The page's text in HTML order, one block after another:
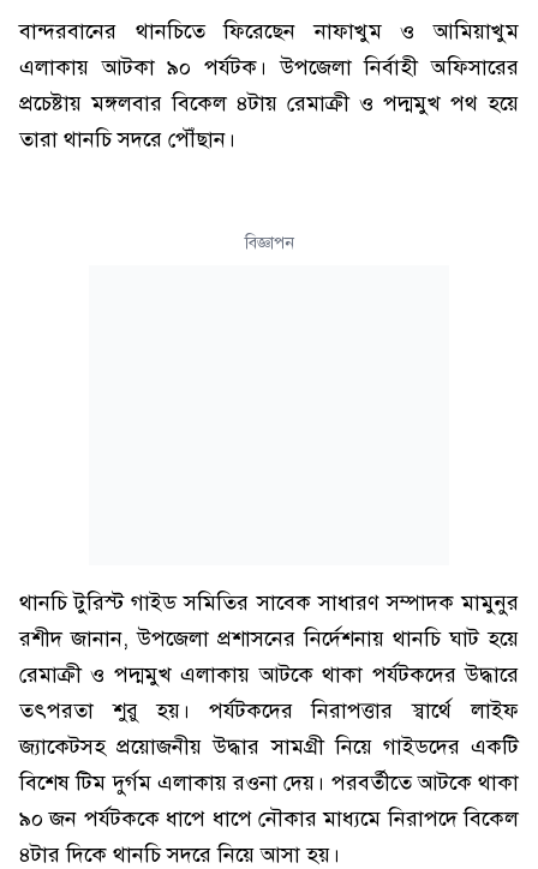
বান্দরবানের থানচিতে ফিরেছেন নাফাখুম ও আমিয়াখুম
এলাকায় আটকা ৯০ পর্যটক। উপজেলা নির্বাহী অফিসারের
প্রচেষ্টায় মঙ্গলবার বিকেল ৪টায় রেমাক্রী ও পদ্মমুখ পথ হয়ে
তারা থানচি সদরে পৌঁছান।
বিজ্ঞাপন
থানচি টুরিস্ট গাইড সমিতির সাবেক সাধারণ সম্পাদক মামুনুর
রশীদ জানান, উপজেলা প্রশাসনের নির্দেশনায় থানচি ঘাট হয়ে
রেমাক্রী ও পদ্মমুখ এলাকায় আটকে থাকা পর্যটকদের উদ্ধারে
তৎপরতা শুরু হয়। পর্যটকদের নিরাপত্তার স্বার্থে লাইফ
জ্যাকেটসহ প্রয়োজনীয় উদ্ধার সামগ্রী নিয়ে গাইডদের একটি
বিশেষ টিম দুর্গম এলাকায় রওনা দেয়। পরবর্তীতে আটকে থাকা
৯০ জন পর্যটককে ধাপে ধাপে নৌকার মাধ্যমে নিরাপদে বিকেল
৪টার দিকে থানচি সদরে নিয়ে আসা হয়।